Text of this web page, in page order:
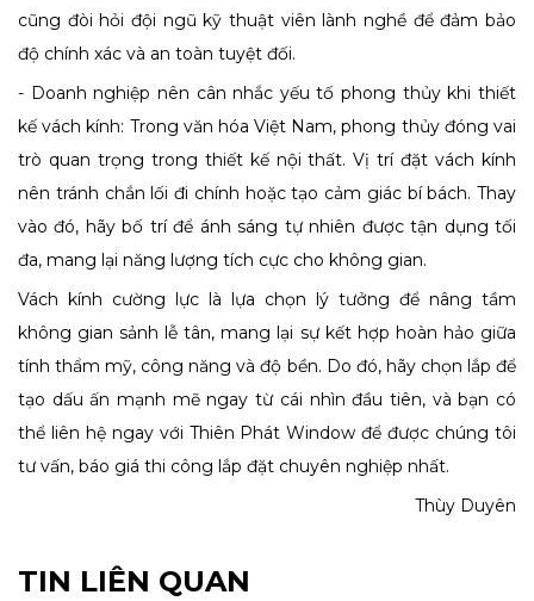
cũng đòi hỏi đội ngũ kỹ thuật viên lành nghề để đảm bảo
độ chính xác và an toàn tuyệt đối.
- Doanh nghiệp nên cân nhắc yếu tố phong thủy khi thiết
kế vách kính: Trong văn hóa Việt Nam, phong thủy đóng vai
trò quan trọng trong thiết kế nội thất. Vị trí đặt vách kính
nên tránh chắn lối đi chính hoặc tạo cảm giác bí bách. Thay
vào đó, hãy bố trí để ánh sáng tự nhiên được tận dụng tối
đa, mang lại năng lượng tích cực cho không gian.
Vách kính cường lực là lựa chọn lý tưởng để nâng tầm
không gian sảnh lễ tân, mang lại sự kết hợp hoàn hảo giữa
tính thẩm mỹ, công năng và độ bền. Do đó, hãy chọn lắp để
tạo dấu ấn mạnh mẽ ngay từ cái nhìn đầu tiên, và bạn có
thể liên hệ ngay với Thiên Phát Window để được chúng tôi
tư vấn, báo giá thi công lắp đặt chuyên nghiệp nhất.
Thùy Duyên
TIN LIÊN QUAN